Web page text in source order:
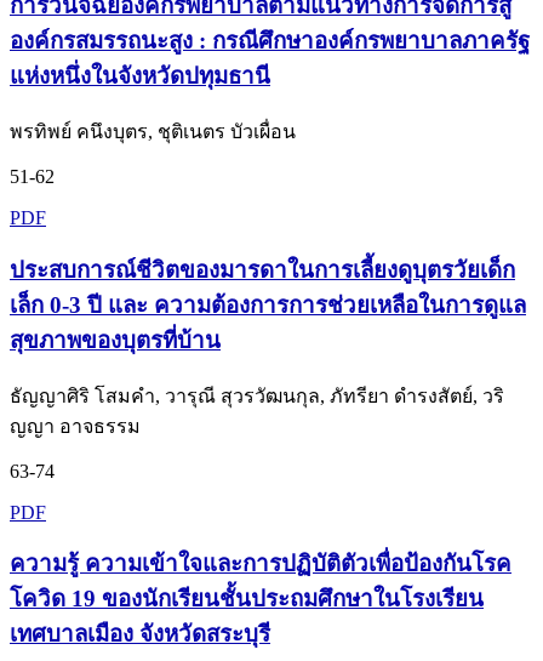
การวินิจฉัยองค์กรพยาบาลตามแนวทางการจัดการสู่
องค์กรสมรรถนะสูง : กรณีศึกษาองค์กรพยาบาลภาครัฐ
แห่งหนึ่งในจังหวัดปทุมธานี
พรทิพย์ คนึงบุตร, ชุติเนตร บัวเผื่อน
51-62
PDF
ประสบการณ์ชีวิตของมารดาในการเลี้ยงดูบุตรวัยเด็ก
เล็ก 0-3 ปี และ ความต้องการการช่วยเหลือในการดูแล
สุขภาพของบุตรที่บ้าน
ธัญญาศิริ โสมคำ, วารุณี สุวรวัฒนกุล, ภัทรียา ดำรงสัตย์, วริ
ญญา อาจธรรม
63-74
PDF
ความรู้ ความเข้าใจและการปฏิบัติตัวเพื่อป้องกันโรค
โควิด 19 ของนักเรียนชั้นประถมศึกษาในโรงเรียน
เทศบาลเมือง จังหวัดสระบุรี